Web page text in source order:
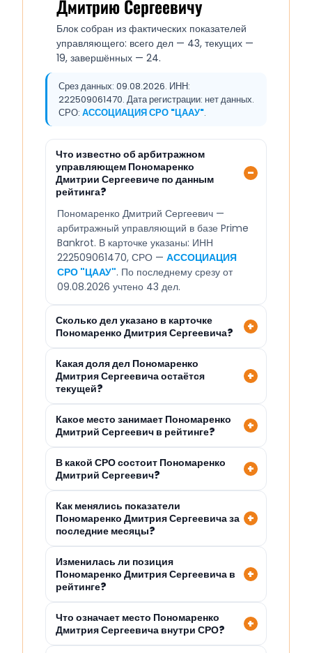
Дмитрию Сергеевичу
Блок собран из фактических показателей
управляющего: всего дел — 43, текущих —
19, завершённых — 24.
Срез данных: 09.08.2026. ИНН:
222509061470. Дата регистрации: нет данных.
СРО: АССОЦИАЦИЯ СРО "ЦААУ".
Что известно об арбитражном
управляющем Пономаренко
Дмитрии Сергеевиче по данным
рейтинга?
Пономаренко Дмитрий Сергеевич —
арбитражный управляющий в базе Prime
Bankrot. В карточке указаны: ИНН
222509061470, СРО — АССОЦИАЦИЯ
СРО "ЦААУ". По последнему срезу от
09.08.2026 учтено 43 дел.
Сколько дел указано в карточке
Пономаренко Дмитрия Сергеевича?
Какая доля дел Пономаренко
Дмитрия Сергеевича остаётся
текущей?
Какое место занимает Пономаренко
Дмитрий Сергеевич в рейтинге?
В какой СРО состоит Пономаренко
Дмитрий Сергеевич?
Как менялись показатели
Пономаренко Дмитрия Сергеевича за
последние месяцы?
Изменилась ли позиция
Пономаренко Дмитрия Сергеевича в
рейтинге?
Что означает место Пономаренко
Дмитрия Сергеевича внутри СРО?